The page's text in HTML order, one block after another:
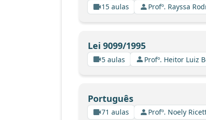
15 aulas Profº. Rayssa
Lei 9099/1995
5 aulas Profº. Heitor Luiz
Português
71 aulas Profº. Noely